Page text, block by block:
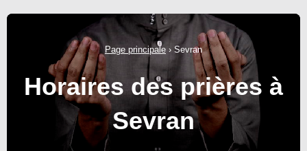
Page principale › Sevran
Horaires des prières à
Sevran